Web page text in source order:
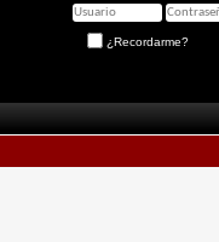
¿Recordarme?